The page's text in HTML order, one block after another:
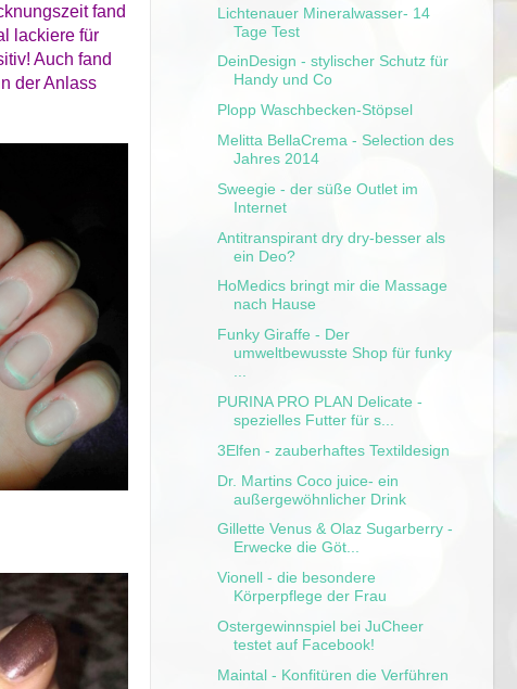
fand
lackiere für
Auch fand
der Anlass
Lichtenauer Mineralwasser- 14
Tage Test
DeinDesign - stylischer Schutz für
Handy und Co
Plopp Waschbecken-Stöpsel
Melitta BellaCrema - Selection des
Jahres 2014
Sweegie - der süße Outlet im
Internet
Antitranspirant dry dry-besser als
ein Deo?
HoMedics bringt mir die Massage
nach Hause
Funky Giraffe - Der
umweltbewusste Shop für funky
PURINA PRO PLAN Delicate -
spezielles Futter für s...
3Elfen - zauberhaftes Textildesign
Dr. Martins Coco juice- ein
außergewöhnlicher Drink
Gillette Venus & Olaz Sugarberry -
Erwecke die Göt...
Vionell - die besondere
Körperpflege der Frau
Ostergewinnspiel bei JuCheer
testet auf Facebook!
Maintal - Konfitüren die Verführen